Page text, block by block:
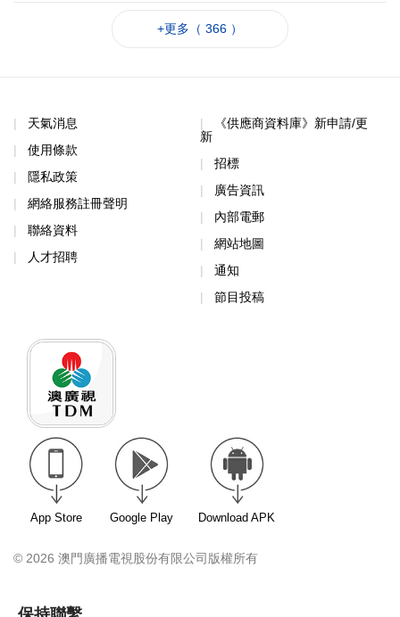
+更多（ 366 ）
天氣消息
使用條款
隱私政策
網絡服務註冊聲明
聯絡資料
人才招聘
《供應商資料庫》新申請/更
新
招標
廣告資訊
內部電郵
網站地圖
通知
節目投稿
App Store Google Play Download APK
© 2026 澳門廣播電視股份有限公司版權所有